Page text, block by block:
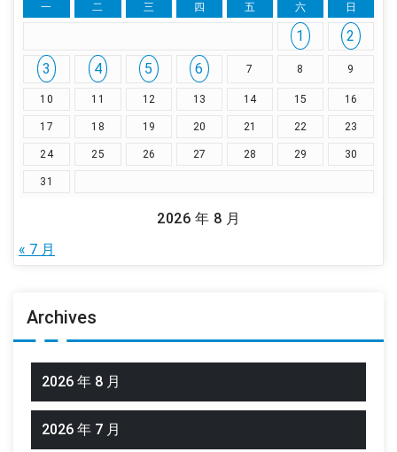
2026 年 8 月
一 二 三 四 五 六 日
1
2
3
4 5 6 7 8 9
10 11 12 13 14 15 16
17 18 19 20 21 22 23
24 25 26 27 28 29 30
31
« 7 月
Archives
2026 年 8 月
2026 年 7 月